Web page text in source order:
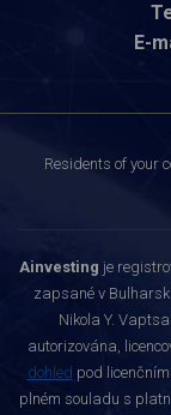
E-
Residents of your
Ainvesting je
zapsané v
Nikola Y.
autorizována,
dohled pod
plném souladu s